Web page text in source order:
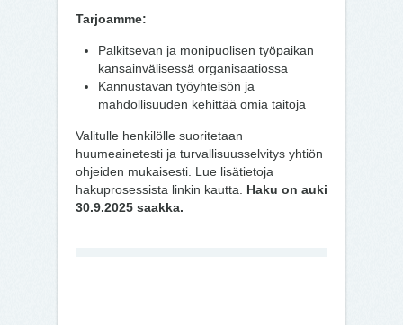
Tarjoamme:
Palkitsevan ja monipuolisen työpaikan
kansainvälisessä organisaatiossa
Kannustavan työyhteisön ja
mahdollisuuden kehittää omia taitoja
Valitulle henkilölle suoritetaan
huumeainetesti ja turvallisuusselvitys yhtiön
ohjeiden mukaisesti. Lue lisätietoja
hakuprosessista linkin kautta.
Haku on auki
30.9.2025 saakka.